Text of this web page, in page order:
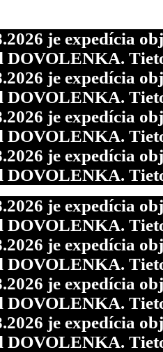
je expedícia
je expedícia
je expedícia
je expedícia
je expedícia
je expedícia
je expedícia
je expedícia